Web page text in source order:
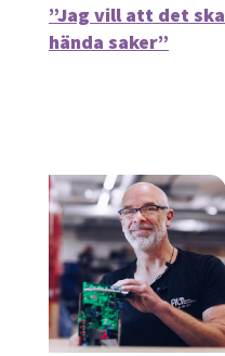
”Jag vill att det ska
hända saker”